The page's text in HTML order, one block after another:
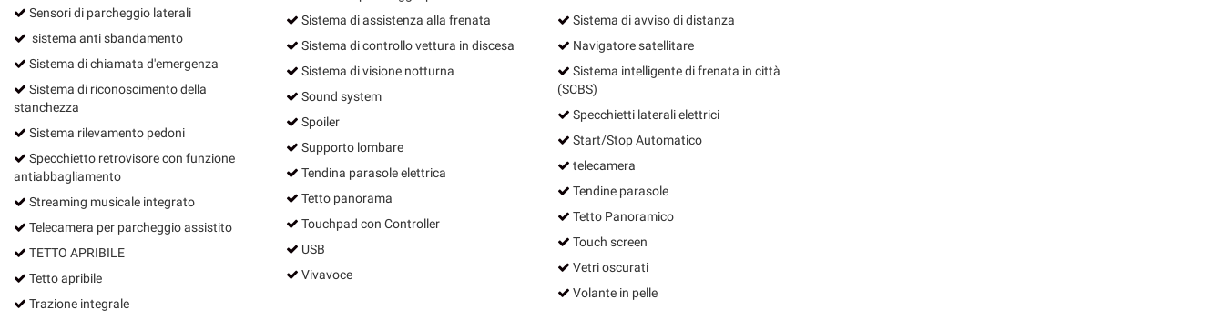
Sensori di parcheggio laterali
sistema anti sbandamento
Sistema di chiamata d'emergenza
Sistema di riconoscimento della
stanchezza
Sistema rilevamento pedoni
Specchietto retrovisore con funzione
antiabbagliamento
Streaming musicale integrato
Telecamera per parcheggio assistito
TETTO APRIBILE
Tetto apribile
Trazione integrale
Sistema di assistenza alla frenata
Sistema di controllo vettura in discesa
Sistema di visione notturna
Sound system
Spoiler
Supporto lombare
Tendina parasole elettrica
Tetto panorama
Touchpad con Controller
USB
Vivavoce
Sistema di avviso di distanza
Navigatore satellitare
Sistema intelligente di frenata in città
(SCBS)
Specchietti laterali elettrici
Start/Stop Automatico
telecamera
Tendine parasole
Tetto Panoramico
Touch screen
Vetri oscurati
Volante in pelle